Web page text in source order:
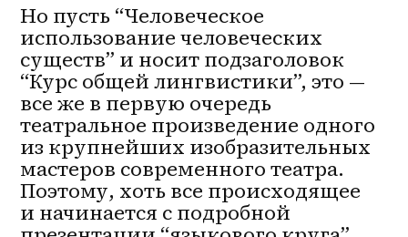
Но пусть “Человеческое
использование человеческих
существ” и носит подзаголовок
“Курс общей лингвистики”, это —
все же в первую очередь
театральное произведение одного
из крупнейших изобразительных
мастеров современного театра.
Поэтому, хоть все происходящее
и начинается с подробной